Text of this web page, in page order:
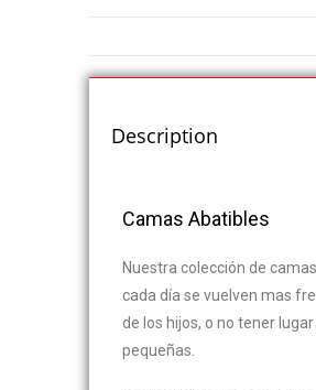
Description
Camas Abatibles
Nuestra colección de
cada día se vuelven mas
de los hijos, o no tener
pequeñas.